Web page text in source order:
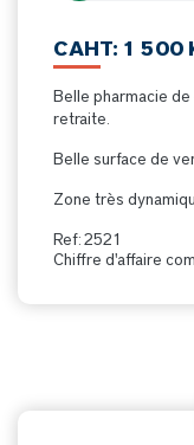
CAHT: 1 500
Belle pharmacie
retraite.
Belle surface de
Zone très
Ref: 2521
Chiffre d'affaire